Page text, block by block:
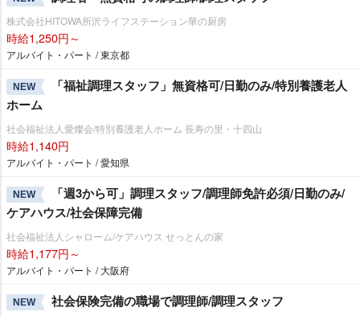
株式会社HITOWA所沢ライフステーション華の厨房
時給1,250円～
アルバイト・パート / 東京都
NEW
「福祉調理スタッフ」無資格可/日勤のみ/特別養護老人
ホーム
社会福祉法人愛燦会/特別養護老人ホーム 長寿の里・十四山
時給1,140円
アルバイト・パート / 愛知県
NEW
「週3から可」調理スタッフ/調理師免許必須/日勤のみ/
ケアハウス/社会保障完備
社会福祉法人シャローム/ケアハウス せっとんの家
時給1,177円～
アルバイト・パート / 大阪府
NEW 社会保険完備の職場で調理師/調理スタッフ